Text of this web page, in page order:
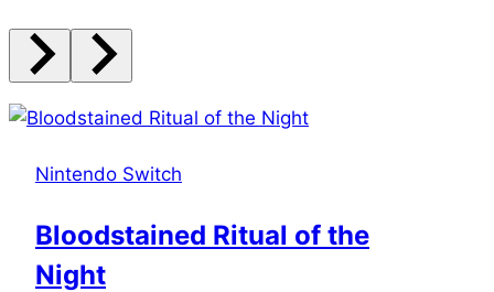
Nintendo Switch
Bloodstained Ritual of the
Night